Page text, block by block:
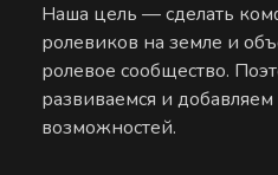
Наша цель — сделать
ролевиков на земле и
ролевое сообщество.
развиваемся и
возможностей.